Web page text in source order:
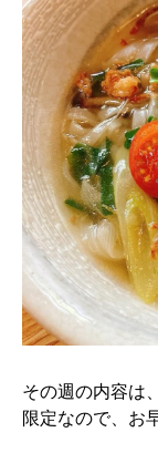
その週の内容は
限定なので、お